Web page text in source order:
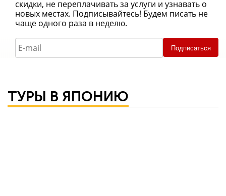
скидки, не переплачивать за услуги и узнавать о
новых местах. Подписывайтесь! Будем писать не
чаще одного раза в неделю.
Подписаться
ТУРЫ В ЯПОНИЮ